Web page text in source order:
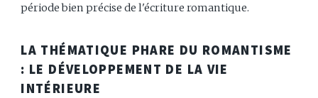
période bien précise de l'écriture romantique.
LA THÉMATIQUE PHARE DU ROMANTISME
: LE DÉVELOPPEMENT DE LA VIE
INTÉRIEURE